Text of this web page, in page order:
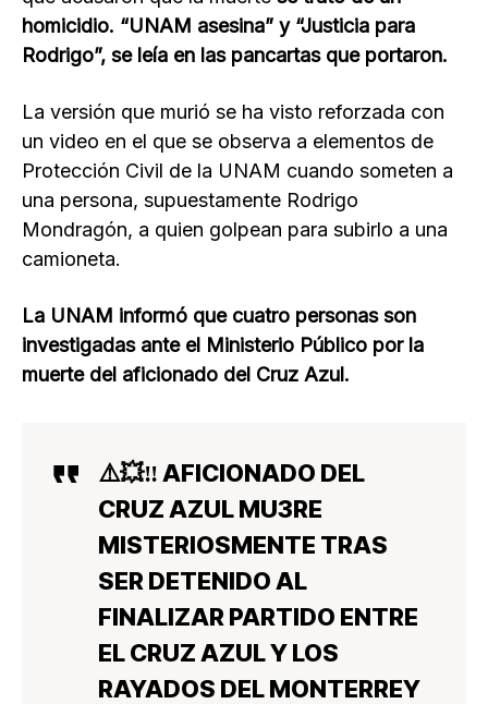
homicidio. “UNAM asesina” y “Justicia para
Rodrigo”, se leía en las pancartas que portaron.
La versión que murió se ha visto reforzada con
un video en el que se observa a elementos de
Protección Civil de la UNAM cuando someten a
una persona, supuestamente Rodrigo
Mondragón, a quien golpean para subirlo a una
camioneta.
La UNAM informó que cuatro personas son
investigadas ante el Ministerio Público por la
muerte del aficionado del Cruz Azul.
⚠️💥‼️ AFICIONADO DEL
CRUZ AZUL MU3RE
MISTERIOSMENTE TRAS
SER DETENIDO AL
FINALIZAR PARTIDO ENTRE
EL CRUZ AZUL Y LOS
RAYADOS DEL MONTERREY